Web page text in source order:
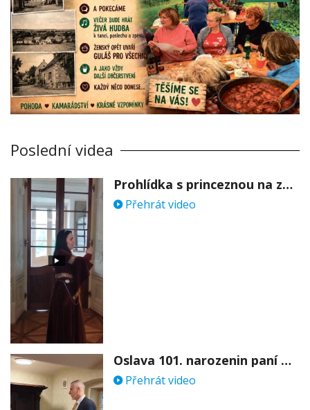
Poslední videa
Prohlídka s princeznou na zámku Stekník
Přehrát video
Oslava 101. narozenin paní Věry Skořepové
Přehrát video